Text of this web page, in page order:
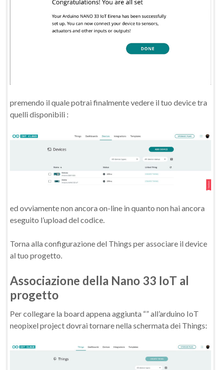
premendo il quale potrai finalmente vedere il tuo device tra
quelli disponibili :
ed ovviamente non ancora on-line in quanto non hai ancora
eseguito l’upload del codice.
Torna alla configurazione del Things per associare il device
al tuo progetto.
Associazione della Nano 33 IoT al
progetto
Per collegare la board appena aggiunta “” all’arduino IoT
neopixel project dovrai tornare nella schermata dei Things: